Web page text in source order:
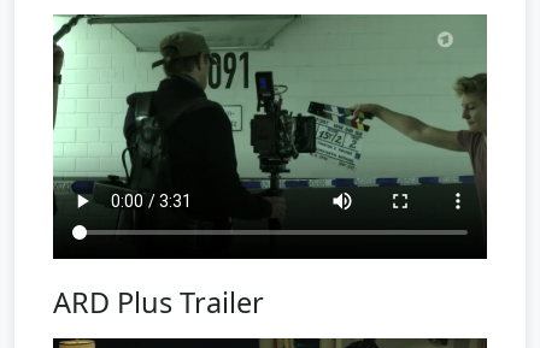
ARD Plus Trailer